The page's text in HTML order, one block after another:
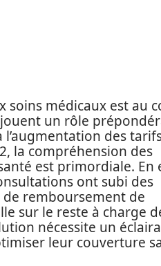
soins médicaux est au
un rôle
l’augmentation des
la compréhension des
est primordiale. En
ont subi des
remboursement de
sur le reste à charge
nécessite un
leur couverture